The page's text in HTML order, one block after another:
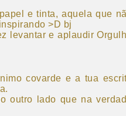
e tinta, aquela que
>D bj
levantar e aplaudir
covarde e a tua
outro lado que na